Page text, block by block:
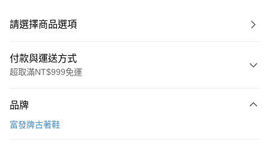
請選擇商品選項
付款與運送方式
超取滿NT$999免運
信用卡一次付款
品牌
富發牌古著鞋